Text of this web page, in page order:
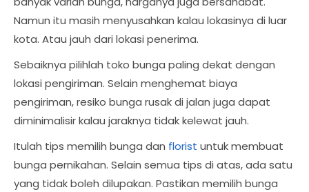
Namun itu masih menyusahkan kalau lokasinya di luar
kota. Atau jauh dari lokasi penerima.
Sebaiknya pilihlah toko bunga paling dekat dengan
lokasi pengiriman. Selain menghemat biaya
pengiriman, resiko bunga rusak di jalan juga dapat
diminimalisir kalau jaraknya tidak kelewat jauh.
Itulah tips memilih bunga dan florist untuk membuat
bunga pernikahan. Selain semua tips di atas, ada satu
yang tidak boleh dilupakan. Pastikan memilih bunga